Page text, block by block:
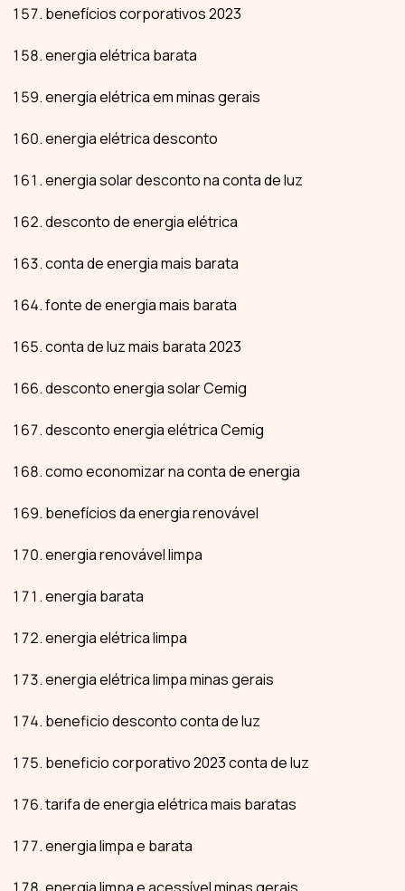
benefícios corporativos 2023
energia elétrica barata
energia elétrica em minas gerais
energia elétrica desconto
energia solar desconto na conta de luz
desconto de energia elétrica
conta de energia mais barata
fonte de energia mais barata
conta de luz mais barata 2023
desconto energia solar Cemig
desconto energia elétrica Cemig
como economizar na conta de energia
benefícios da energia renovável
energia renovável limpa
energia barata
energia elétrica limpa
energia elétrica limpa minas gerais
beneficio desconto conta de luz
beneficio corporativo 2023 conta de luz
tarifa de energia elétrica mais baratas
energia limpa e barata